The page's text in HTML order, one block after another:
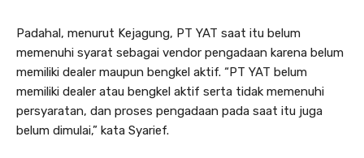
Padahal, menurut Kejagung, PT YAT saat itu belum
memenuhi syarat sebagai vendor pengadaan karena belum
memiliki dealer maupun bengkel aktif. “PT YAT belum
memiliki dealer atau bengkel aktif serta tidak memenuhi
persyaratan, dan proses pengadaan pada saat itu juga
belum dimulai,” kata Syarief.